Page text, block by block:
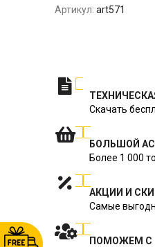
Артикул: art571
Скачать
БОЛЬШОЙ
Более 1 000
АКЦИИ И
Самые
ПОМОЖЕМ С